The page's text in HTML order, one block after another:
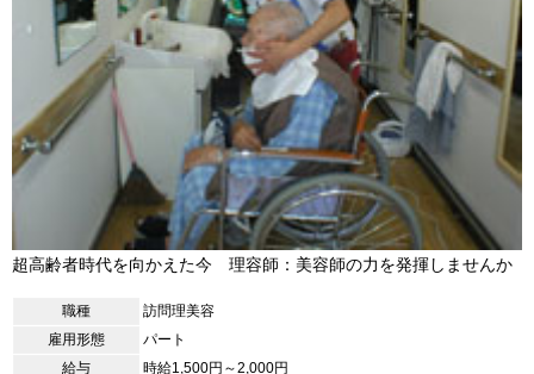
超高齢者時代を向かえた今 理容師：美容師の力を発揮しませんか
職種
訪問理美容
雇用形態
パート
給与
時給1,500円～2,000円